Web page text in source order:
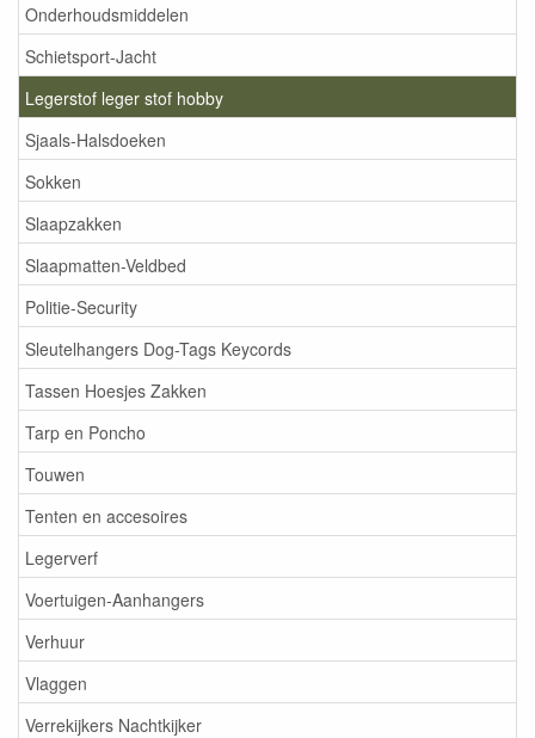
Onderhoudsmiddelen
Schietsport-Jacht
Legerstof leger stof hobby
Sjaals-Halsdoeken
Sokken
Slaapzakken
Slaapmatten-Veldbed
Politie-Security
Sleutelhangers Dog-Tags Keycords
Tassen Hoesjes Zakken
Tarp en Poncho
Touwen
Tenten en accesoires
Legerverf
Voertuigen-Aanhangers
Verhuur
Vlaggen
Verrekijkers Nachtkijker